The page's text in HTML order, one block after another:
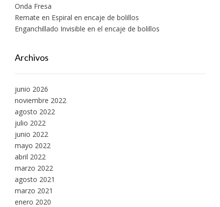
Onda Fresa
Remate en Espiral en encaje de bolillos
Enganchillado Invisible en el encaje de bolillos
Archivos
junio 2026
noviembre 2022
agosto 2022
julio 2022
junio 2022
mayo 2022
abril 2022
marzo 2022
agosto 2021
marzo 2021
enero 2020